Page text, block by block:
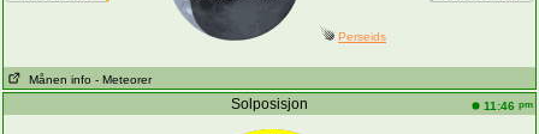
Perseids
Månen info - Meteorer
Solposisjon 11:46 pm